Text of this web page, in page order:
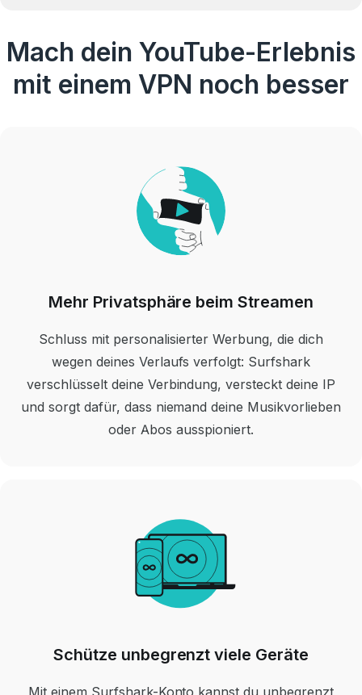
Mach dein YouTube-Erlebnis
mit einem VPN noch besser
Mehr Privatsphäre beim Streamen
Schluss mit personalisierter Werbung, die dich
wegen deines Verlaufs verfolgt: Surfshark
verschlüsselt deine Verbindung, versteckt deine IP
und sorgt dafür, dass niemand deine Musikvorlieben
oder Abos ausspioniert.
Schütze unbegrenzt viele Geräte